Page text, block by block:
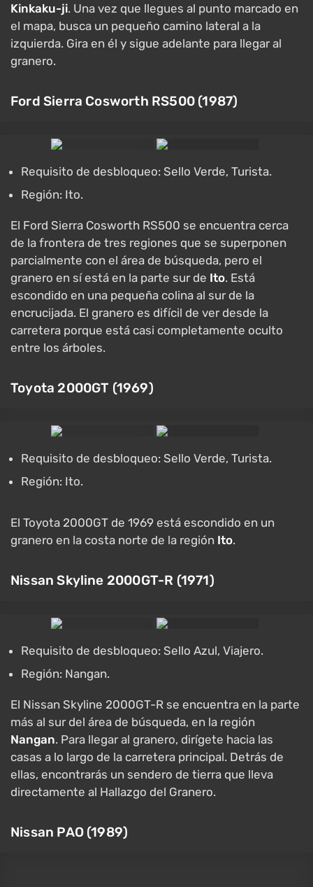
Kinkaku-ji. Una vez que llegues al punto marcado en
el mapa, busca un pequeño camino lateral a la
izquierda. Gira en él y sigue adelante para llegar al
granero.
Ford Sierra Cosworth RS500 (1987)
Requisito de desbloqueo: Sello Verde, Turista.
Región: Ito.
El Ford Sierra Cosworth RS500 se encuentra cerca
de la frontera de tres regiones que se superponen
parcialmente con el área de búsqueda, pero el
granero en sí está en la parte sur de Ito. Está
escondido en una pequeña colina al sur de la
encrucijada. El granero es difícil de ver desde la
carretera porque está casi completamente oculto
entre los árboles.
Toyota 2000GT (1969)
Requisito de desbloqueo: Sello Verde, Turista.
Región: Ito.
El Toyota 2000GT de 1969 está escondido en un
granero en la costa norte de la región Ito.
Nissan Skyline 2000GT-R (1971)
Requisito de desbloqueo: Sello Azul, Viajero.
Región: Nangan.
El Nissan Skyline 2000GT-R se encuentra en la parte
más al sur del área de búsqueda, en la región
Nangan. Para llegar al granero, dirígete hacia las
casas a lo largo de la carretera principal. Detrás de
ellas, encontrarás un sendero de tierra que lleva
directamente al Hallazgo del Granero.
Nissan PAO (1989)